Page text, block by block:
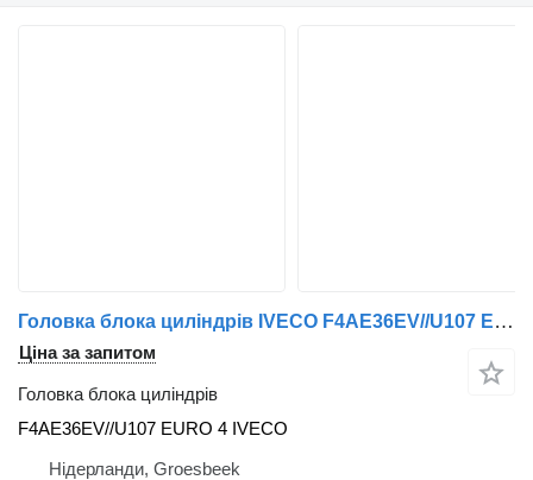
Головка блока циліндрів IVECO F4AE36EV//U107 EURO 4 EUROCARGO до вантажівки
Ціна за запитом
Головка блока циліндрів
F4AE36EV//U107 EURO 4 IVECO
Нідерланди, Groesbeek